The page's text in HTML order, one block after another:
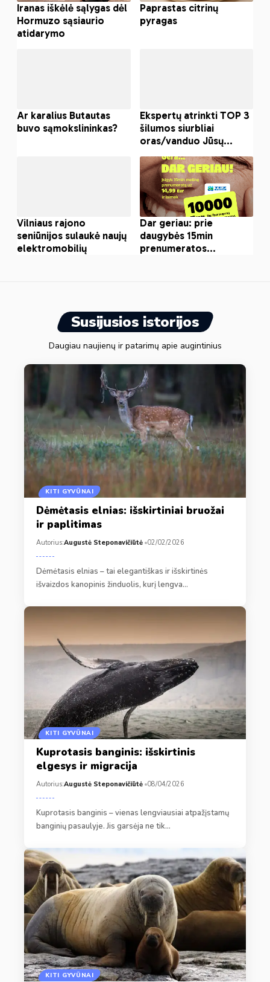
Susijusios istorijos
Daugiau naujienų ir patarimų apie augintinius
KITI GYVŪNAI
Dėmėtasis elnias: išskirtiniai bruožai
ir paplitimas
Autorius:Augustė Steponavičiūtė 02/02/2026
Dėmėtasis elnias – tai elegantiškas ir išskirtinės
išvaizdos kanopinis žinduolis, kurį lengva…
KITI GYVŪNAI
Kuprotasis banginis: išskirtinis
elgesys ir migracija
Autorius:Augustė Steponavičiūtė 08/04/2026
Kuprotasis banginis – vienas lengviausiai atpažįstamų
banginių pasaulyje. Jis garsėja ne tik…
KITI GYVŪNAI